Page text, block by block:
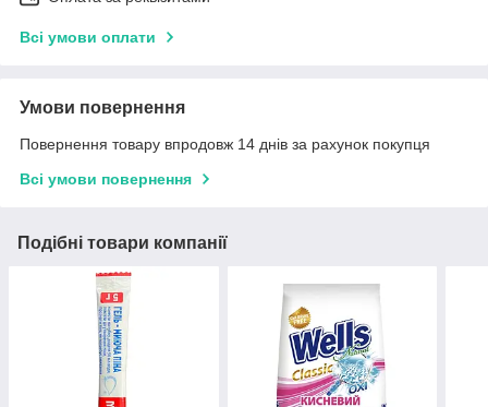
Всі умови оплати
Умови повернення
Повернення товару впродовж 14 днів за рахунок покупця
Всі умови повернення
Подібні товари компанії